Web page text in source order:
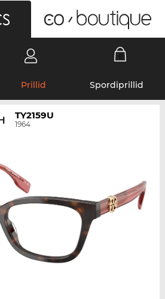
Prillid Spordiprillid
TY2159U
1964